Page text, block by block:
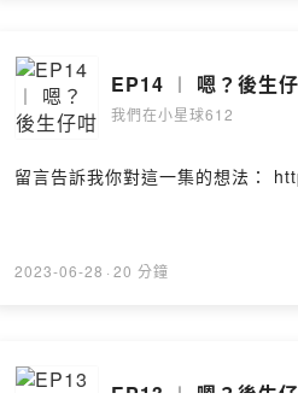
EP14 ︱ 嗯？後生
我們在小星球612
留言告訴我你對這一集的想法：
2023-06-28 · 20 分鐘